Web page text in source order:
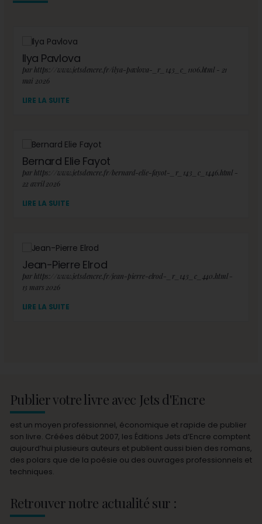
Ilya Pavlova
par https://www.jetsdencre.fr/ilya-pavlova-_r_143_c_1106.html - 21
mai 2026
LIRE LA SUITE
Bernard Elie Fayot
par https://www.jetsdencre.fr/bernard-elie-fayot-_r_143_c_1446.html -
22 avril 2026
LIRE LA SUITE
Jean-Pierre Elrod
par https://www.jetsdencre.fr/jean-pierre-elrod-_r_143_c_440.html -
13 mars 2026
LIRE LA SUITE
Publier votre livre avec Jets d'Encre
est un moyen professionnel, économique et rapide de publier
son livre. Créées début 2007, les Éditions Jets d’Encre comptent
aujourd’hui plusieurs auteurs et publient aussi bien des romans,
des polars que de la poésie ou des ouvrages professionnels et
techniques.
Retrouver notre actualité sur :